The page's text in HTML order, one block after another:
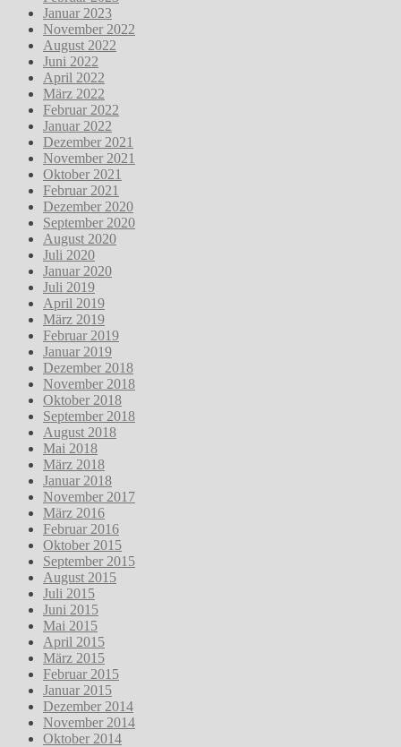
Januar 2023
November 2022
August 2022
Juni 2022
April 2022
März 2022
Februar 2022
Januar 2022
Dezember 2021
November 2021
Oktober 2021
Februar 2021
Dezember 2020
September 2020
August 2020
Juli 2020
Januar 2020
Juli 2019
April 2019
März 2019
Februar 2019
Januar 2019
Dezember 2018
November 2018
Oktober 2018
September 2018
August 2018
Mai 2018
März 2018
Januar 2018
November 2017
März 2016
Februar 2016
Oktober 2015
September 2015
August 2015
Juli 2015
Juni 2015
Mai 2015
April 2015
März 2015
Februar 2015
Januar 2015
Dezember 2014
November 2014
Oktober 2014